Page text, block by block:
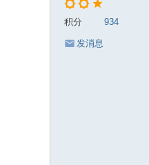
积分 934
发消息